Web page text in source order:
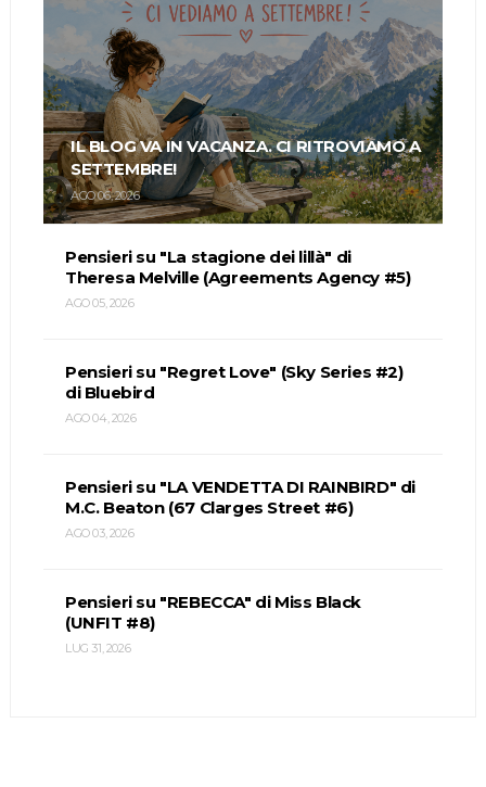
IL BLOG VA IN VACANZA. CI RITROVIAMO A
SETTEMBRE!
AGO 06, 2026
Pensieri su "La stagione dei lillà" di
Theresa Melville (Agreements Agency #5)
AGO 05, 2026
Pensieri su "Regret Love" (Sky Series #2)
di Bluebird
AGO 04, 2026
Pensieri su "LA VENDETTA DI RAINBIRD" di
M.C. Beaton (67 Clarges Street #6)
AGO 03, 2026
Pensieri su "REBECCA" di Miss Black
(UNFIT #8)
LUG 31, 2026